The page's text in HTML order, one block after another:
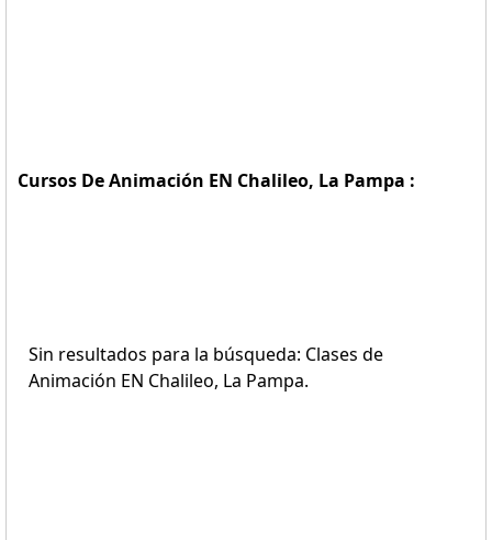
Cursos De Animación EN Chalileo, La Pampa :
Sin resultados para la búsqueda: Clases de
Animación EN Chalileo, La Pampa.